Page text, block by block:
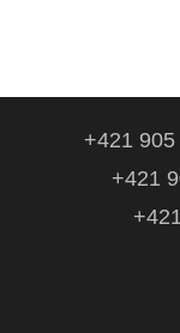
+421
+421